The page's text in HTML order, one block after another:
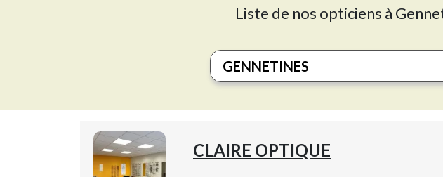
Liste de nos opticiens à
CLAIRE OPTIQUE